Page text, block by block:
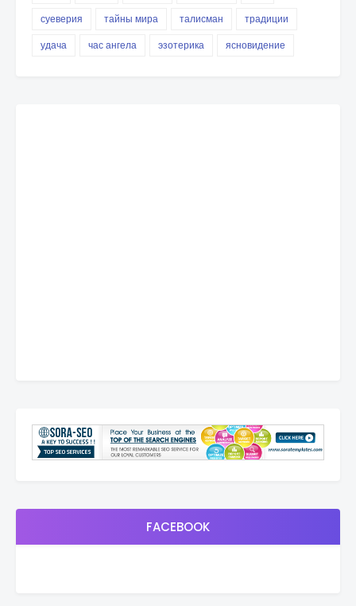
суеверия
тайны мира талисман
традиции
удача
час ангела эзотерика ясновидение
FACEBOOK